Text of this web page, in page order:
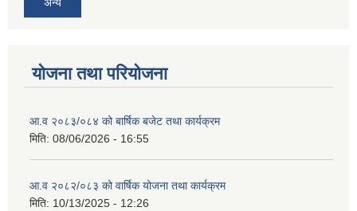
अन्य
योजना तथा परियोजना
आ.व २०८३/०८४ को बार्षिक बजेट तथा कार्यक्रम
मिति: 08/06/2026 - 16:55
आ.व २०८२/०८३ को वार्षिक योजना तथा कार्यक्रम
मिति: 10/13/2025 - 12:26